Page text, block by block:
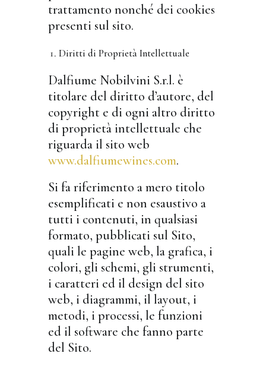
trattamento nonché dei cookies
presenti sul sito.
Diritti di Proprietà Intellettuale
Dalfiume Nobilvini S.r.l. è
titolare del diritto d’autore, del
copyright e di ogni altro diritto
di proprietà intellettuale che
riguarda il sito web
www.dalfiumewines.com.
Si fa riferimento a mero titolo
esemplificati e non esaustivo a
tutti i contenuti, in qualsiasi
formato, pubblicati sul Sito,
quali le pagine web, la grafica, i
colori, gli schemi, gli strumenti,
i caratteri ed il design del sito
web, i diagrammi, il layout, i
metodi, i processi, le funzioni
ed il software che fanno parte
del Sito.